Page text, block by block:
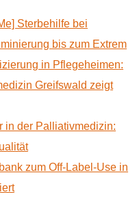
Sterbehilfe bei
bis zum Extrem
in Pflegeheimen:
Greifswald zeigt
in der Palliativmedizin:
zum Off-Label-Use in